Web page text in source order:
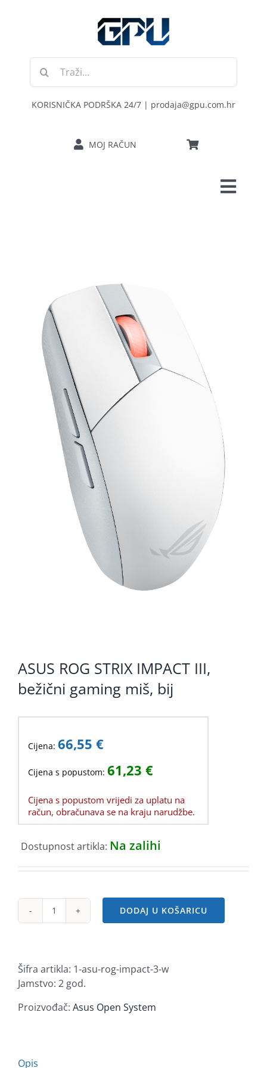
Traži...
KORISNIČKA PODRŠKA 24/7 | prodaja@gpu.com.hr
MOJ RAČUN
PERIFERIJA
KABELI I KONEKTORI
MREŽNA OPREMA
PRINTERI
POTROŠNI
POTROŠAČKA ELEKTRONIKA
ASUS ROG STRIX IMPACT III,
bežični gaming miš, bij
Cijena: 66,55 €
Cijena s popustom: 61,23 €
Cijena s popustom vrijedi za uplatu na
račun, obračunava se na kraju narudžbe.
Dostupnost artikla: Na zalihi
ASUS
III,
bežični
gaming
DODAJ U KOŠARICU
Šifra artikla: 1-asu-rog-impact-3-w
Jamstvo: 2 god.
Proizvođač: Asus Open System
Opis